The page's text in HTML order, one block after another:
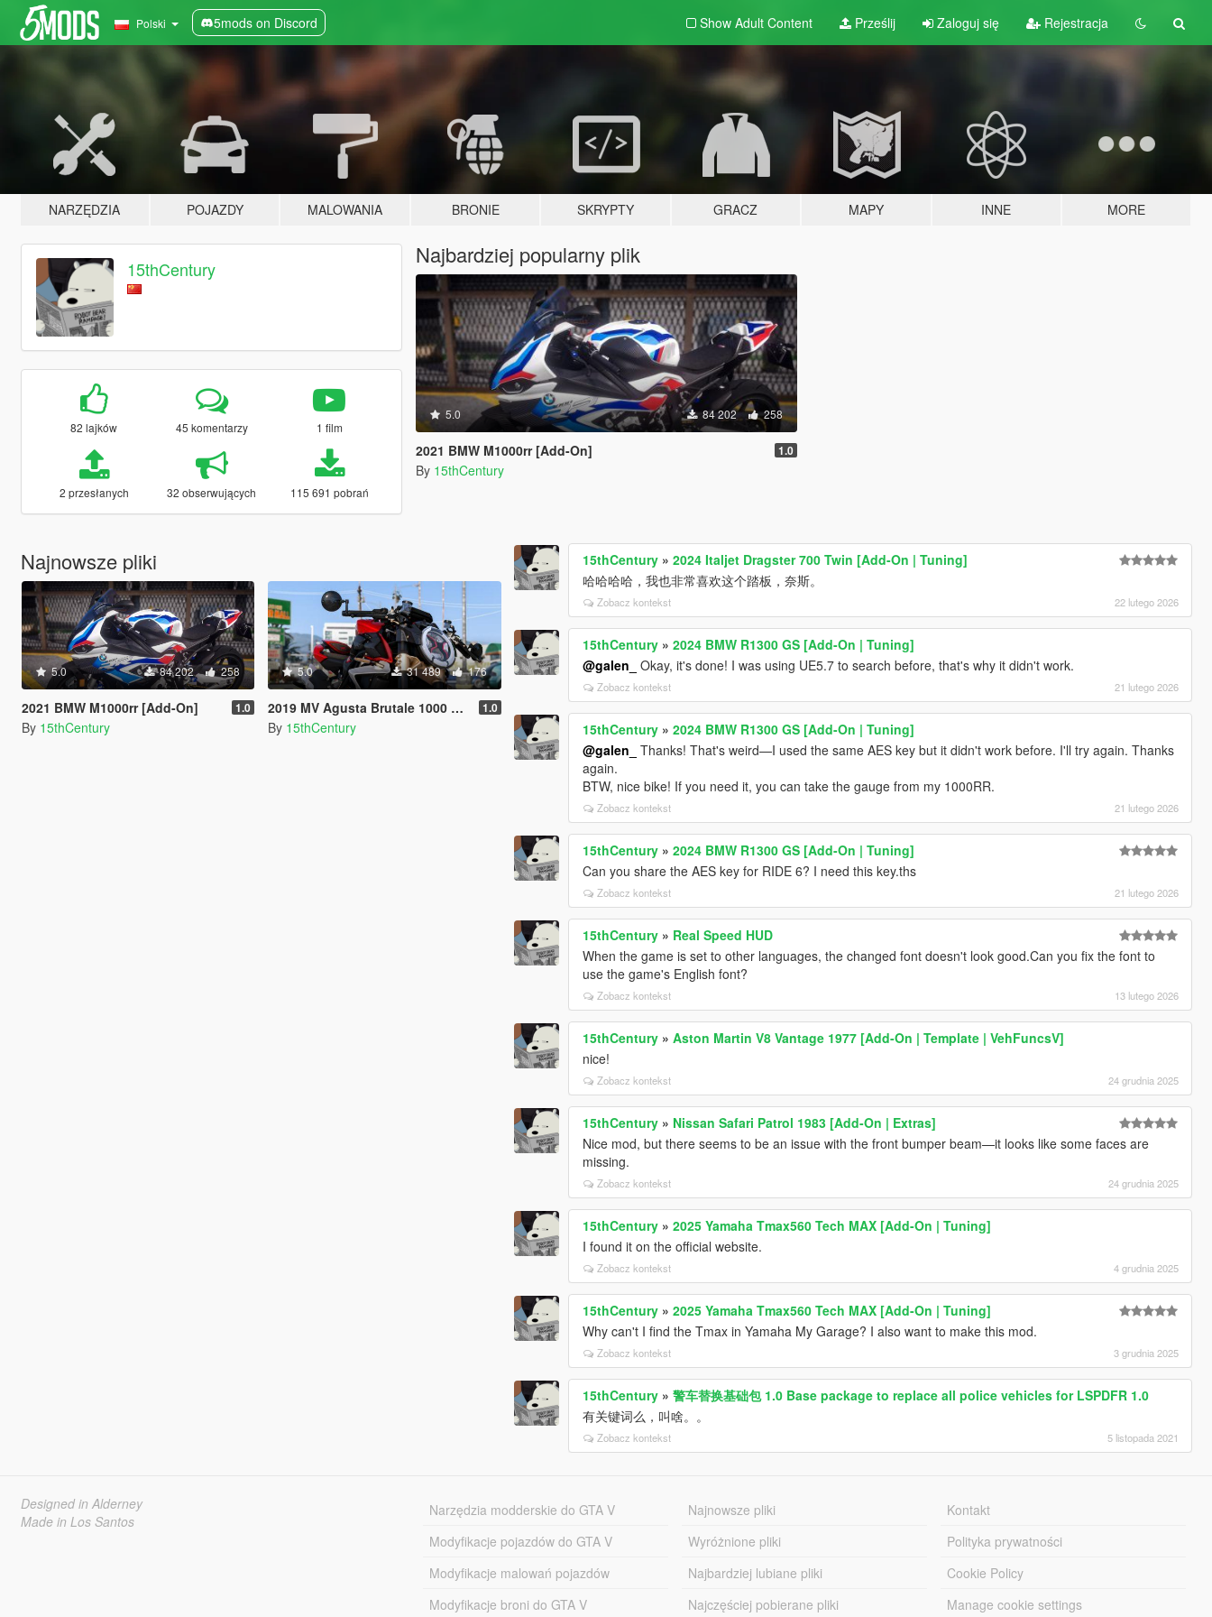
Polski 5mods on Discord Show Adult Content Prześlij Zaloguj się Rejestracja
NARZĘDZIA POJAZDY MALOWANIA BRONIE SKRYPTY GRACZ MAPY INNE MORE
15thCentury
82 lajków 45 komentarzy 1 film
2 przesłanych 32 obserwujących 115 691 pobrań
Najbardziej popularny plik
5.0 84 202 258
2021 BMW M1000rr [Add-On] 1.0
By 15thCentury
Najnowsze pliki
5.0 84 202 258
2021 BMW M1000rr [Add-On] 1.0
By 15thCentury
5.0 31 489 176
2019 MV Agusta Brutale 1000 Serie Oro [Add-On] 1.0
By 15thCentury
15thCentury »2024 Italjet Dragster 700 Twin [Add-On | Tuning]
哈哈哈哈，我也非常喜欢这个踏板，奈斯。
Zobacz kontekst 22 lutego 2026
15thCentury »2024 BMW R1300 GS [Add-On | Tuning]
@galen_
Okay, it's done! I was using UE5.7 to search before, that's why it didn't work.
Zobacz kontekst 21 lutego 2026
15thCentury »2024 BMW R1300 GS [Add-On | Tuning]
@galen_
Thanks! That's weird—I used the same AES key but it didn't work before. I'll try again. Thanks
again.
BTW, nice bike! If you need it, you can take the gauge from my 1000RR.
Zobacz kontekst 21 lutego 2026
15thCentury »2024 BMW R1300 GS [Add-On | Tuning]
Can you share the AES key for RIDE 6? I need this key.ths
Zobacz kontekst 21 lutego 2026
15thCentury » Real Speed HUD
When the game is set to other languages, the changed font doesn't look good.Can you fix the font to
use the game's English font?
Zobacz kontekst 13 lutego 2026
15thCentury »Aston Martin V8 Vantage 1977 [Add-On | Template | VehFuncsV]
nice!
Zobacz kontekst 24 grudnia 2025
15thCentury » Nissan Safari Patrol 1983 [Add-On | Extras]
Nice mod, but there seems to be an issue with the front bumper beam—it looks like some faces are
missing.
Zobacz kontekst 24 grudnia 2025
15thCentury »2025 Yamaha Tmax560 Tech MAX [Add-On | Tuning]
I found it on the official website.
Zobacz kontekst 4 grudnia 2025
15thCentury »2025 Yamaha Tmax560 Tech MAX [Add-On | Tuning]
Why can't I find the Tmax in Yamaha My Garage? I also want to make this mod.
Zobacz kontekst 3 grudnia 2025
15thCentury »警车替换基础包 1.0 Base package to replace all police vehicles for LSPDFR 1.0
有关键词么，叫啥。。
Zobacz kontekst 5 listopada 2021
Designed in Alderney
Made in Los Santos
Narzędzia modderskie do GTA V
Modyfikacje pojazdów do GTA V
Modyfikacje malowań pojazdów
Modyfikacje broni do GTA V
Najnowsze pliki
Wyróżnione pliki
Najbardziej lubiane pliki
Najczęściej pobierane pliki
Kontakt
Polityka prywatności
Cookie Policy
Manage cookie settings